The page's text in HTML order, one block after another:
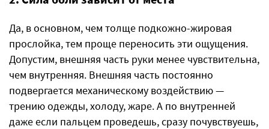
Да, в основном, чем толще подкожно-жировая
прослойка, тем проще переносить эти ощущения.
Допустим, внешняя часть руки менее чувствительна,
чем внутренняя. Внешняя часть постоянно
подвергается механическому воздействию —
трению одежды, холоду, жаре. А по внутренней
даже если пальцем проведешь, сразу почувствуешь,